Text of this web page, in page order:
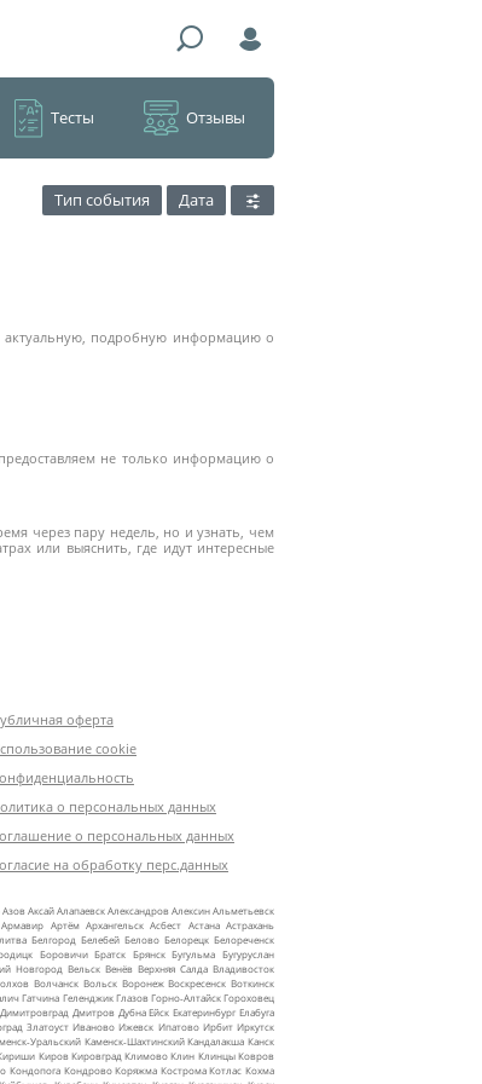
Тесты Отзывы
Тип события
Дата
актуальную, подробную информацию о
не только информацию о
через пару недель, но и узнать, чем
или выяснить, где идут интересные
оферта
cookie
о персональных данных
о персональных данных
на обработку перс.данных
АзовАксайАлапаевскАлександровАлексинАльметьевск
Армавир Артём Архангельск Асбест Астана Астрахань
Белгород Белебей Белово Белорецк Белореченск
Боровичи Братск Брянск Бугульма Бугуруслан
Новгород Вельск Венёв Верхняя Салда Владивосток
Волчанск Вольск Воронеж Воскресенск Воткинск
Гатчина Геленджик Глазов Горно‑АлтайскГороховец
Димитровград Дмитров Дубна Ейск Екатеринбург Елабуга
Златоуст Иваново Ижевск Ипатово Ирбит Иркутск
Каменск‑Шахтинский Кандалакша Канск
Киров Кировград Климово Клин Клинцы Ковров
Кондопога Кондрово Коряжма Кострома Котлас Кохма